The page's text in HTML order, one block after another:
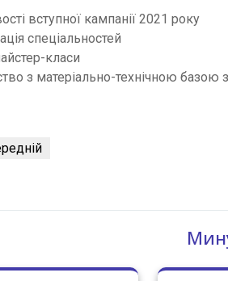
вступної кампанії 2021 року
спеціальностей
класи
з матеріально-технічною базою